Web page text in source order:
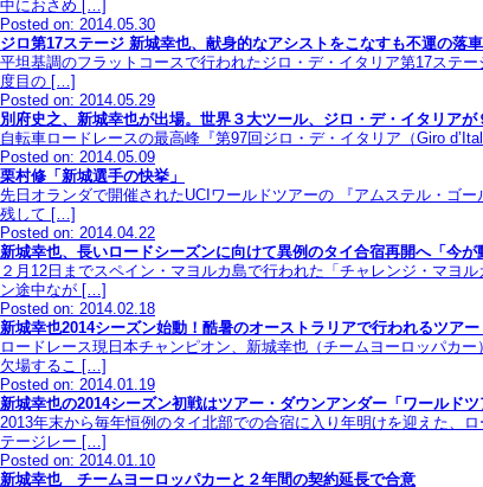
中におさめ […]
Posted on: 2014.05.30
ジロ第17ステージ 新城幸也、献身的なアシストをこなすも不運の落
平坦基調のフラットコースで行われたジロ・デ・イタリア第17ステ
度目の […]
Posted on: 2014.05.29
別府史之、新城幸也が出場。世界３大ツール、ジロ・デ・イタリアが
自転車ロードレースの最高峰『第97回ジロ・デ・イタリア（Giro
Posted on: 2014.05.09
栗村修「新城選手の快挙」
先日オランダで開催されたUCIワールドツアーの 『アムステル・ゴ
残して […]
Posted on: 2014.04.22
新城幸也、長いロードシーズンに向けて異例のタイ合宿再開へ「今が
２月12日までスペイン・マヨルカ島で行われた「チャレンジ・マヨ
ン途中なが […]
Posted on: 2014.02.18
新城幸也2014シーズン始動！酷暑のオーストラリアで行われるツア
ロードレース現日本チャンピオン、新城幸也（チームヨーロッパカ
欠場するこ […]
Posted on: 2014.01.19
新城幸也の2014シーズン初戦はツアー・ダウンアンダー「ワールドツ
2013年末から毎年恒例のタイ北部での合宿に入り年明けを迎えた、
テージレー […]
Posted on: 2014.01.10
新城幸也 チームヨーロッパカーと２年間の契約延長で合意